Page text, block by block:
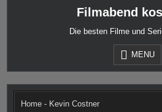
Filmabend
Die besten Filme und
MENU
Home - Kevin Costner